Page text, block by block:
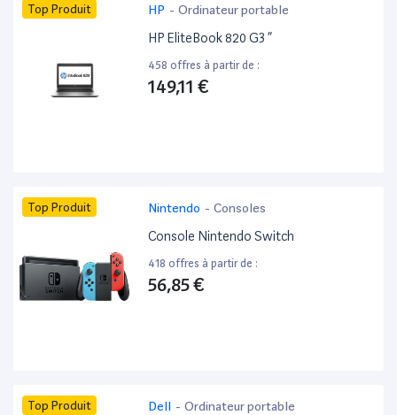
Top Produit HP - Ordinateur portable
HP EliteBook 820 G3 ”
458 offres à partir de :
149,11 €
Top Produit Nintendo - Consoles
Console Nintendo Switch
418 offres à partir de :
56,85 €
Top Produit Dell - Ordinateur portable